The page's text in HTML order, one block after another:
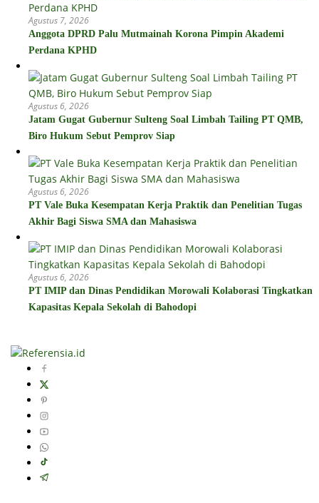
Agustus 7, 2026
Anggota DPRD Palu Mutmainah Korona Pimpin Akademi
Perdana KPHD
Agustus 6, 2026
Jatam Gugat Gubernur Sulteng Soal Limbah Tailing PT QMB,
Biro Hukum Sebut Pemprov Siap
Agustus 6, 2026
PT Vale Buka Kesempatan Kerja Praktik dan Penelitian Tugas
Akhir Bagi Siswa SMA dan Mahasiswa
Agustus 6, 2026
PT IMIP dan Dinas Pendidikan Morowali Kolaborasi Tingkatkan
Kapasitas Kepala Sekolah di Bahodopi